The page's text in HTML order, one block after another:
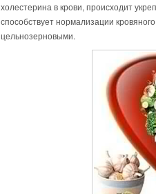
холестерина в крови, происходит
способствует нормализации
цельнозерновыми.